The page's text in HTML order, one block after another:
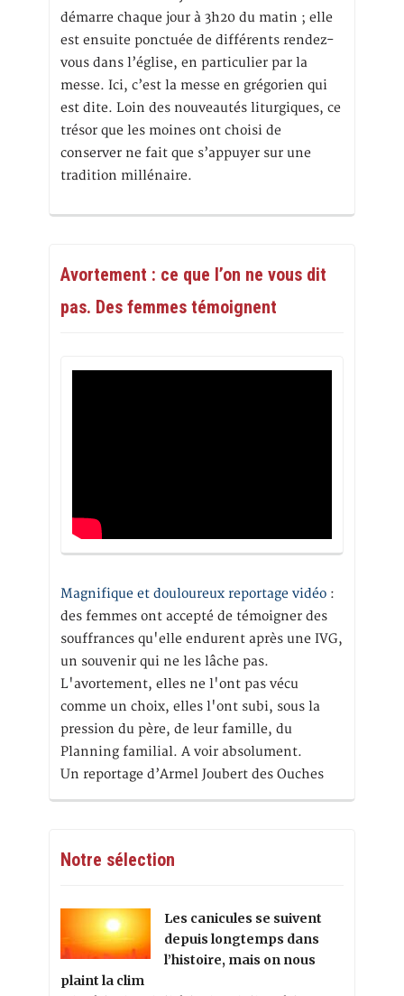
démarre chaque jour à 3h20 du matin ; elle
est ensuite ponctuée de différents rendez-
vous dans l’église, en particulier par la
messe. Ici, c’est la messe en grégorien qui
est dite. Loin des nouveautés liturgiques, ce
trésor que les moines ont choisi de
conserver ne fait que s’appuyer sur une
tradition millénaire.
Avortement : ce que l’on ne vous dit
pas. Des femmes témoignent
Magnifique et douloureux reportage vidéo :
des femmes ont accepté de témoigner des
souffrances qu'elle endurent après une IVG,
un souvenir qui ne les lâche pas.
L'avortement, elles ne l'ont pas vécu
comme un choix, elles l'ont subi, sous la
pression du père, de leur famille, du
Planning familial. A voir absolument.
Un reportage d’Armel Joubert des Ouches
Notre sélection
Les canicules se suivent
depuis longtemps dans
l’histoire, mais on nous
plaint la clim